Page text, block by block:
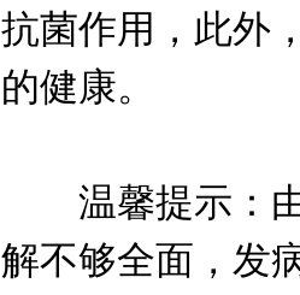
抗菌作用，此外
的健康。
温馨提示：由
解不够全面，发